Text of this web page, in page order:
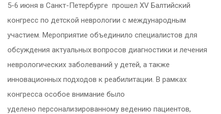
5-6 июня в Санкт-Петербурге прошел XV Балтийский
конгресс по детской неврологии с международным
участием. Мероприятие объединило специалистов для
обсуждения актуальных вопросов диагностики и лечения
неврологических заболеваний у детей, а также
инновационных подходов к реабилитации. В рамках
конгресса особое внимание было
уделено персонализированному ведению пациентов,